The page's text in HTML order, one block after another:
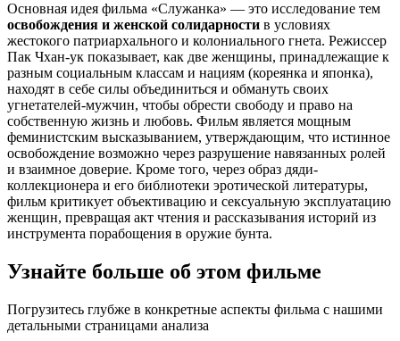
Основная идея фильма «Служанка» — это исследование тем
освобождения и женской солидарности в условиях
жестокого патриархального и колониального гнета. Режиссер
Пак Чхан-ук показывает, как две женщины, принадлежащие к
разным социальным классам и нациям (кореянка и японка),
находят в себе силы объединиться и обмануть своих
угнетателей-мужчин, чтобы обрести свободу и право на
собственную жизнь и любовь. Фильм является мощным
феминистским высказыванием, утверждающим, что истинное
освобождение возможно через разрушение навязанных ролей
и взаимное доверие. Кроме того, через образ дяди-
коллекционера и его библиотеки эротической литературы,
фильм критикует объективацию и сексуальную эксплуатацию
женщин, превращая акт чтения и рассказывания историй из
инструмента порабощения в оружие бунта.
Узнайте больше об этом фильме
Погрузитесь глубже в конкретные аспекты фильма с нашими
детальными страницами анализа